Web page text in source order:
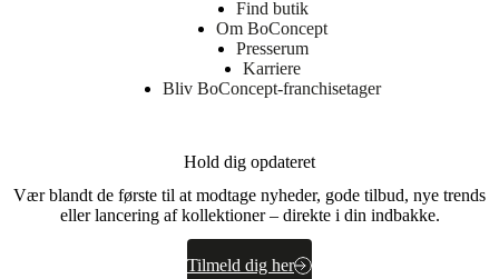
polyester
Find butik
Om BoConcept
Presserum
Karriere
Bliv BoConcept-franchisetager
Hold dig opdateret
Vær blandt de første til at modtage nyheder, gode tilbud, nye trends
eller lancering af kollektioner – direkte i din indbakke.
Tilmeld dig her